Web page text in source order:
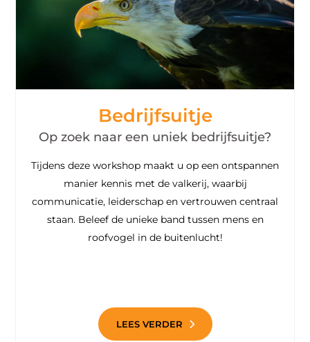
Bedrijfsuitje
Op zoek naar een uniek bedrijfsuitje?
Tijdens deze workshop maakt u op een ontspannen
manier kennis met de valkerij, waarbij
communicatie, leiderschap en vertrouwen centraal
staan. Beleef de unieke band tussen mens en
roofvogel in de buitenlucht!
LEES VERDER